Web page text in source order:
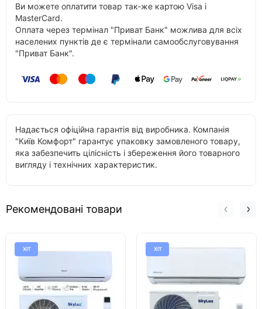
Ви можете оплатити товар так-же картою Visa і
MasterCard.
Оплата через термінал "Приват Банк" можлива для всіх
населених пунктів де є термінали самообслуговування
"Приват Банк".
Надається офіційна гарантія від виробника. Компанія
"Київ Комфорт" гарантує упаковку замовленого товару,
яка забезпечить цілісність і збереження його товарного
вигляду і технічних характеристик.
Рекомендовані товари
ХІТ ХІТ